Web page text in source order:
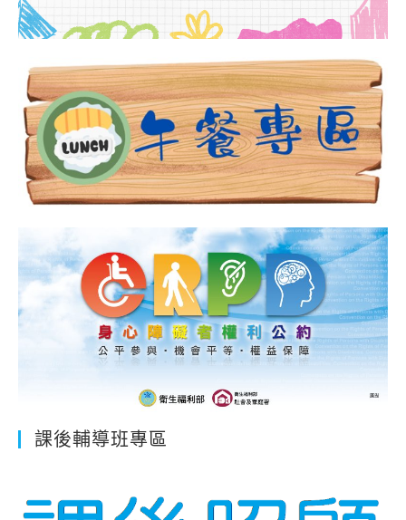
課後輔導班專區